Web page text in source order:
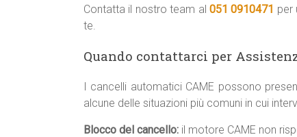
Contatta il nostro team al 051 0910471 per
te.
Quando contattarci per
I cancelli automatici CAME possono
alcune delle situazioni più comuni in cui
Blocco del cancello: il motore CAME non